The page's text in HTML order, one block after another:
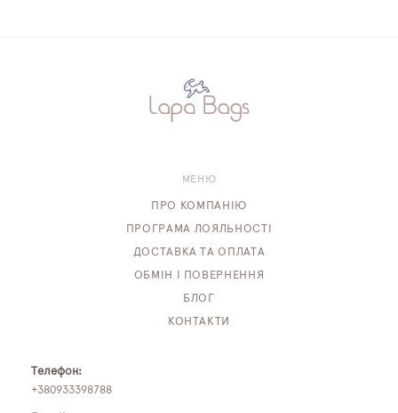
МЕНЮ
ПРО КОМПАНІЮ
ПРОГРАМА ЛОЯЛЬНОСТІ
ДОСТАВКА ТА ОПЛАТА
ОБМІН І ПОВЕРНЕННЯ
БЛОГ
КОНТАКТИ
Телефон:
+380933398788